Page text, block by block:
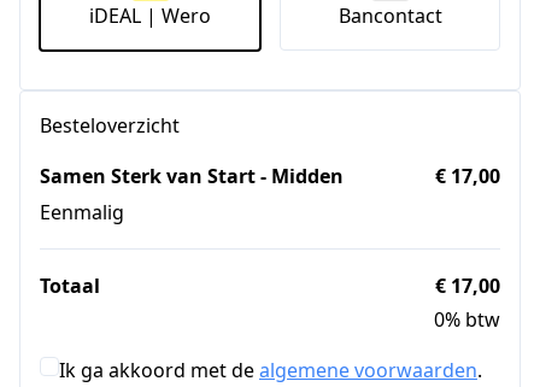
iDEAL | Wero Bancontact
Besteloverzicht
Samen Sterk van Start - Midden
Eenmalig
€ 17,00
Totaal
€ 17,00
0% btw
Ik ga akkoord met dealgemene voorwaarden.